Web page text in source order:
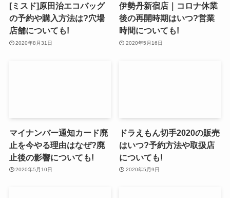
[ミスド]原田治エコバッグ
の予約や購入方法は?穴場
店舗についても!
2020年8月31日
伊勢丹新宿店｜コロナ休業
後の再開時期はいつ?営業
時間についても!
2020年5月16日
マイナンバー通知カード廃
止を今やる理由はなぜ?廃
止後の影響についても!
2020年5月10日
ドラえもん切手2020の販売
はいつ?予約方法や取扱店
についても!
2020年5月9日